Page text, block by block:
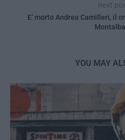
next
E’ morto Andrea Camilleri, il
YOU MAY